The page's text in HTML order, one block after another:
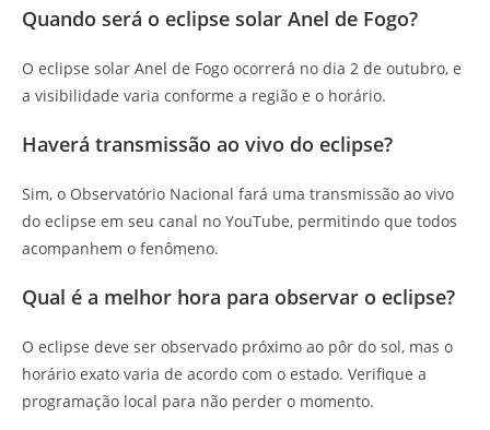
Quando será o eclipse solar Anel de Fogo?
O eclipse solar Anel de Fogo ocorrerá no dia 2 de outubro, e
a visibilidade varia conforme a região e o horário.
Haverá transmissão ao vivo do eclipse?
Sim, o Observatório Nacional fará uma transmissão ao vivo
do eclipse em seu canal no YouTube, permitindo que todos
acompanhem o fenômeno.
Qual é a melhor hora para observar o eclipse?
O eclipse deve ser observado próximo ao pôr do sol, mas o
horário exato varia de acordo com o estado. Verifique a
programação local para não perder o momento.